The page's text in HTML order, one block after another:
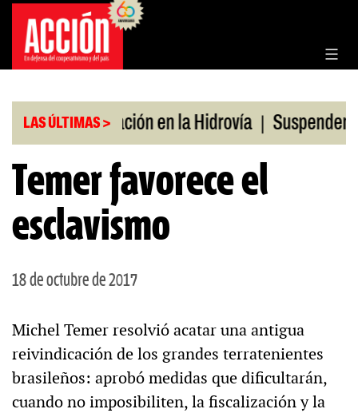
Saltar
contenido
LAS ÚLTIMAS >
| Bonificación en la Hidrovía | Suspenden
Temer favorece el
esclavismo
18 de octubre de 2017
Michel Temer resolvió acatar una antigua
reivindicación de los grandes terratenientes
brasileños: aprobó medidas que dificultarán,
cuando no imposibiliten, la fiscalización y la